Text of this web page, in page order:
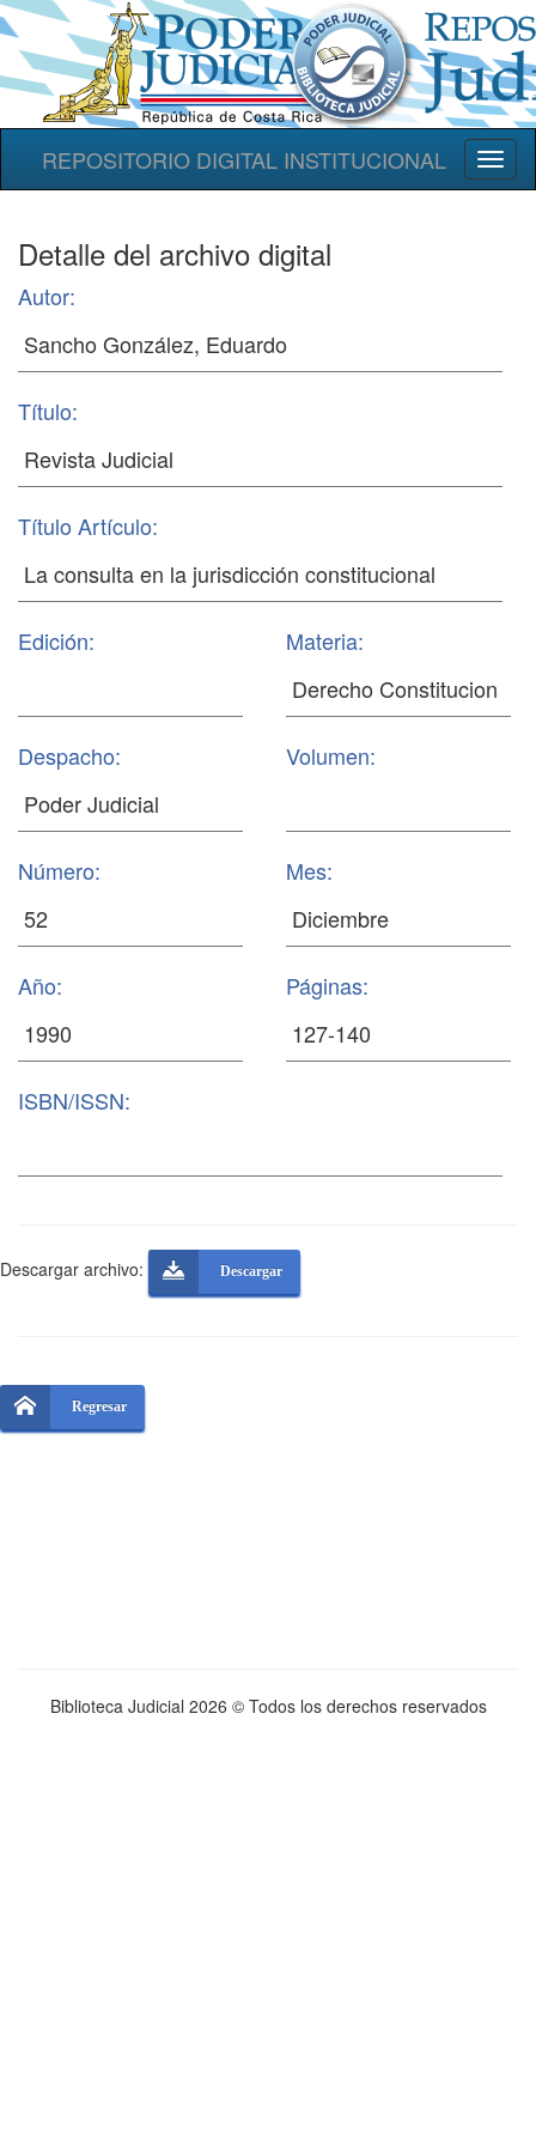
REPOSITORIO DIGITAL INSTITUCIONAL
Detalle del archivo digital
Autor:
Título:
Título Artículo:
Edición: Materia:
Despacho: Volumen:
Número: Mes:
Año: Páginas:
ISBN/ISSN:
Descargar archivo: Descargar
Regresar
Biblioteca Judicial 2026 © Todos los derechos reservados